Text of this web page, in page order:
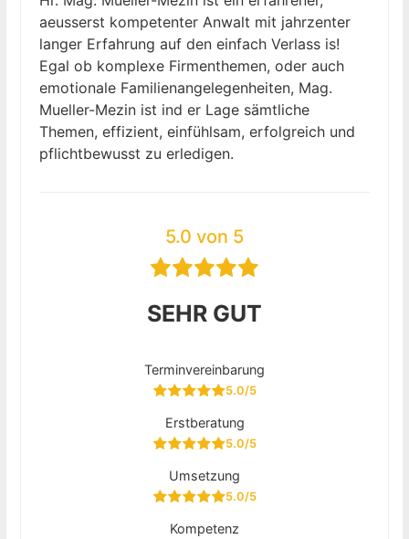
aeusserst kompetenter Anwalt mit jahrzenter
langer Erfahrung auf den einfach Verlass is!
Egal ob komplexe Firmenthemen, oder auch
emotionale Familienangelegenheiten, Mag.
Mueller-Mezin ist ind er Lage sämtliche
Themen, effizient, einfühlsam, erfolgreich und
pflichtbewusst zu erledigen.
5.0 von 5
SEHR GUT
Terminvereinbarung
5.0/5
Erstberatung
5.0/5
Umsetzung
5.0/5
Kompetenz